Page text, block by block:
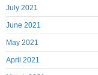
July 2021
June 2021
May 2021
April 2021